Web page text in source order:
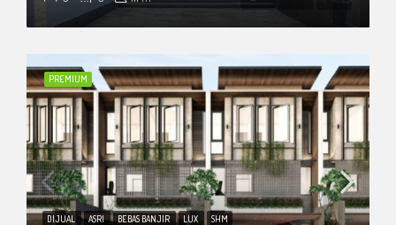
DIJUAL ASRI BEBAS BANJIR LUX SHM
PREMIUM